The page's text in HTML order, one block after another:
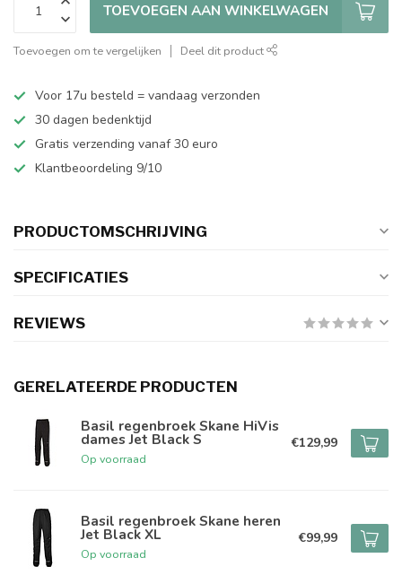
TOEVOEGEN AAN WINKELWAGEN
Toevoegen om te vergelijken Deel dit product
Voor 17u besteld = vandaag verzonden
30 dagen bedenktijd
Gratis verzending vanaf 30 euro
Klantbeoordeling 9/10
PRODUCTOMSCHRIJVING
SPECIFICATIES
REVIEWS
GERELATEERDE PRODUCTEN
Basil regenbroek Skane HiVis
dames Jet Black S
Op voorraad
€129,99
Basil regenbroek Skane heren
Jet Black XL
Op voorraad
€99,99